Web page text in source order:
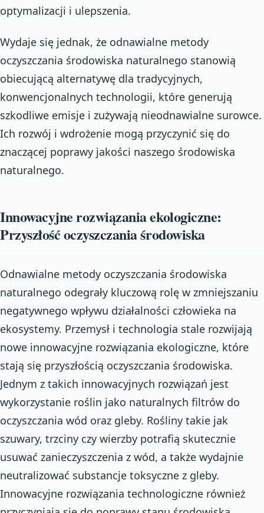
optymalizacji i ulepszenia.
Wydaje się jednak, że odnawialne metody
oczyszczania środowiska naturalnego stanowią
obiecującą alternatywę dla tradycyjnych,
konwencjonalnych technologii, które generują
szkodliwe emisje i zużywają nieodnawialne surowce.
Ich rozwój i wdrożenie mogą przyczynić się do
znaczącej poprawy jakości naszego środowiska
naturalnego.
Innowacyjne rozwiązania ekologiczne:
Przyszłość oczyszczania środowiska
Odnawialne metody oczyszczania środowiska
naturalnego odegrały kluczową rolę w zmniejszaniu
negatywnego wpływu działalności człowieka na
ekosystemy. Przemysł i technologia stale rozwijają
nowe innowacyjne rozwiązania ekologiczne, które
stają się przyszłością oczyszczania środowiska.
Jednym z takich innowacyjnych rozwiązań jest
wykorzystanie roślin jako naturalnych filtrów do
oczyszczania wód oraz gleby. Rośliny takie jak
szuwary, trzciny czy wierzby potrafią skutecznie
usuwać zanieczyszczenia z wód, a także wydajnie
neutralizować substancje toksyczne z gleby.
Innowacyjne rozwiązania technologiczne również